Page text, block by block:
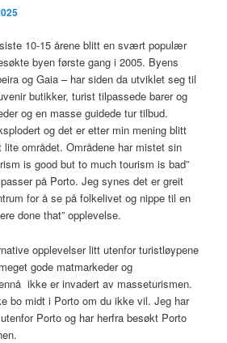
10-15 årene blitt en svært populær
byen første gang i 2005. Byens
og Gaia – har siden da utviklet seg til
butikker, turist tilpassede barer og
og en masse guidede tur tilbud.
og det er etter min mening blitt
området. Områdene har mistet sin
is good but to much tourism is bad”
på Porto. Jeg synes det er greit
for å se på folkelivet og nippe til en
done that” opplevelse.
opplevelser litt utenfor turistløypene
gode matmarkeder og
ikke er invadert av masseturismen.
bo midt i Porto om du ikke vil. Jeg har
Porto og har herfra besøkt Porto